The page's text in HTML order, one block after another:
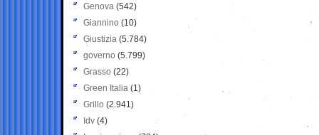
Genova (542)
Giannino (10)
Giustizia (5.784)
governo (5.799)
Grasso (22)
Green Italia (1)
Grillo (2.941)
Idv (4)